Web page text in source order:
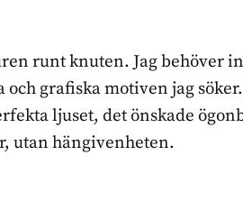
runt knuten. Jag behöver
grafiska motiven jag
ljuset, det önskade
utan hängivenheten.